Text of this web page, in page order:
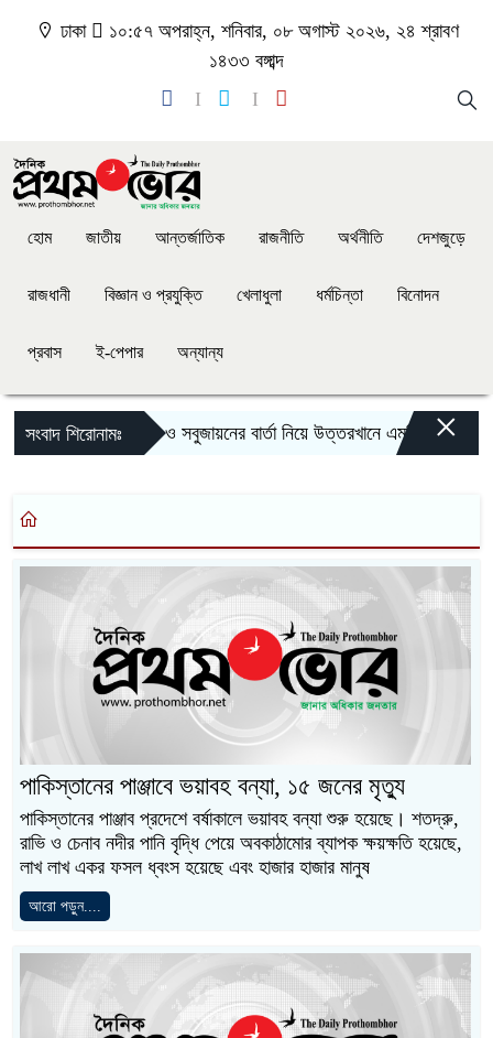
ঢাকা
১০:৫৭ অপরাহ্ন, শনিবার, ০৮ অগাস্ট ২০২৬, ২৪ শ্রাবণ
১৪৩৩ বঙ্গাব্দ
হোম জাতীয় আন্তর্জাতিক রাজনীতি অর্থনীতি দেশজুড়ে
রাজধানী বিজ্ঞান ও প্রযুক্তি খেলাধুলা ধর্মচিন্তা বিনোদন
প্রবাস ই-পেপার অন্যান্য
সংবাদ শিরোনামঃউন্নয়ন ও সবুজায়নের বার্তা নিয়ে উত্তরখানে এমপি এস এম×
পাকিস্তানের পাঞ্জাবে ভয়াবহ বন্যা, ১৫ জনের মৃত্যু
পাকিস্তানের পাঞ্জাব প্রদেশে বর্ষাকালে ভয়াবহ বন্যা শুরু হয়েছে। শতদ্রু,
রাভি ও চেনাব নদীর পানি বৃদ্ধি পেয়ে অবকাঠামোর ব্যাপক ক্ষয়ক্ষতি হয়েছে,
লাখ লাখ একর ফসল ধ্বংস হয়েছে এবং হাজার হাজার মানুষ
আরো পড়ুন....